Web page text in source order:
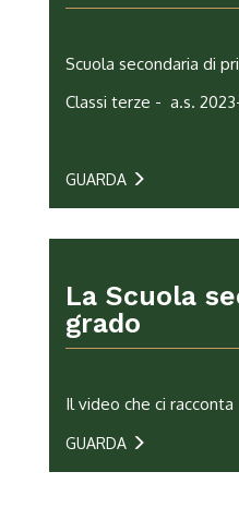
Scuola secondaria di
Classi terze - a.s.
GUARDA
La Scuola
grado
Il video che ci racconta
GUARDA